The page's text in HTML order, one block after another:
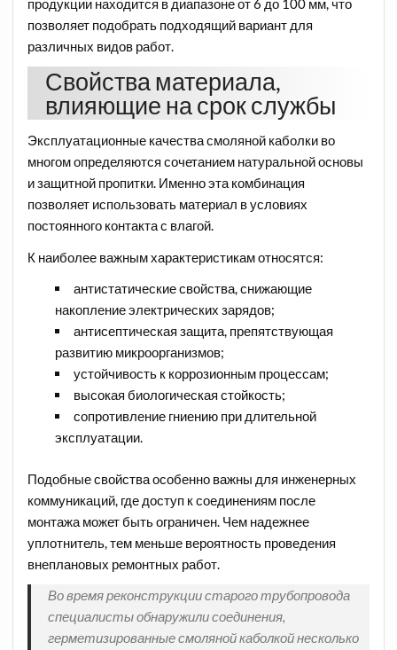
позволяет подобрать подходящий вариант для
различных видов работ.
Свойства материала,
влияющие на срок службы
Эксплуатационные качества смоляной каболки во
многом определяются сочетанием натуральной основы
и защитной пропитки. Именно эта комбинация
позволяет использовать материал в условиях
постоянного контакта с влагой.
К наиболее важным характеристикам относятся:
антистатические свойства, снижающие
накопление электрических зарядов;
антисептическая защита, препятствующая
развитию микроорганизмов;
устойчивость к коррозионным процессам;
высокая биологическая стойкость;
сопротивление гниению при длительной
эксплуатации.
Подобные свойства особенно важны для инженерных
коммуникаций, где доступ к соединениям после
монтажа может быть ограничен. Чем надежнее
уплотнитель, тем меньше вероятность проведения
внеплановых ремонтных работ.
Во время реконструкции старого трубопровода
специалисты обнаружили соединения,
герметизированные смоляной каболкой несколько